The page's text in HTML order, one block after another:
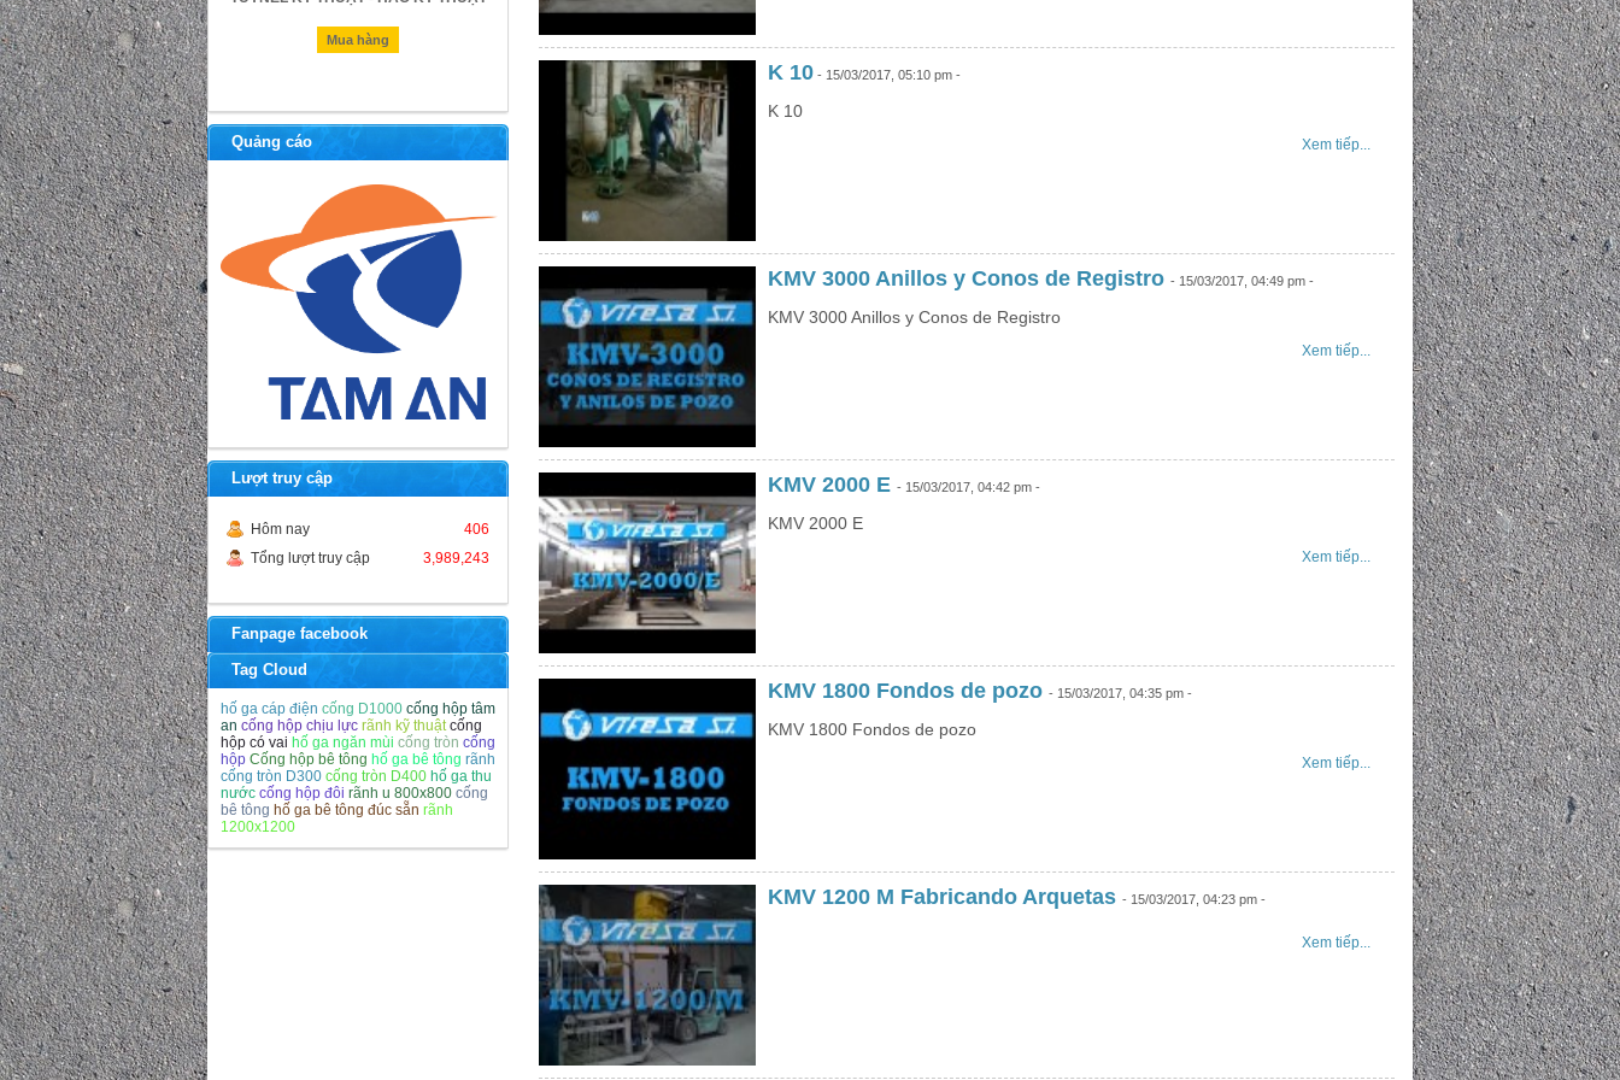
K 10 - 15/03/2017, 05:10 pm -
K 10
Xem tiếp...
KMV 3000 Anillos y Conos de Registro - 15/03/2017, 04:49 pm -
KMV 3000 Anillos y Conos de Registro
Xem tiếp...
KMV 2000 E - 15/03/2017, 04:42 pm -
KMV 2000 E
Xem tiếp...
KMV 1800 Fondos de pozo - 15/03/2017, 04:35 pm -
KMV 1800 Fondos de pozo
Xem tiếp...
KMV 1200 M Fabricando Arquetas - 15/03/2017, 04:23 pm -
Xem tiếp...
Mua hàng Mua hàng Mua hàng
1 VND
1 VND
1 VND
Mua hàng
Quảng cáo
Lượt truy cập
Hôm nay
406
Tổng lượt truy cập
3,989,243
Fanpage facebook
Tag Cloud
hố ga cáp điện cống D1000 cống hộp tâm
an cống hộp chịu lực rãnh kỹ thuật cống
hộp có vai hố ga ngăn mùi cống tròn cống
hộp Cống hộp bê tông hố ga bê tông rãnh
cống tròn D300 cống tròn D400 hố ga thu
nước cống hộp đôi rãnh u 800x800 cống
bê tông hố ga bê tông đúc sẵn rãnh
1200x1200